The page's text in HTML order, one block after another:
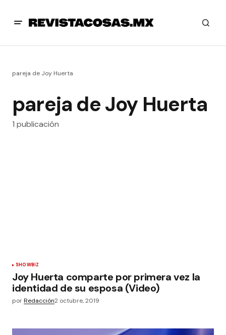
pareja de Joy Huerta
pareja de Joy Huerta
1 publicación
SHOWBIZ
Joy Huerta comparte por primera vez la
identidad de su esposa (Video)
porRedacción2 octubre, 2019